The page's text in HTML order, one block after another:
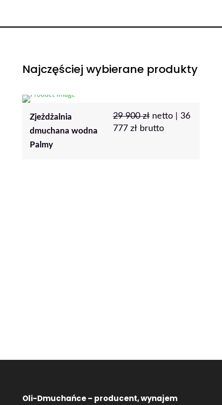
Najczęściej wybierane produkty
Zjeżdżalnia
dmuchana wodna
Palmy
29 900zł netto | 36
777 złbrutto
Oli-Dmuchańce – producent, wynajem